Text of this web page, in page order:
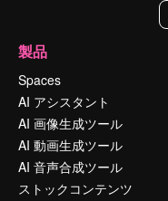
製品
Spaces
AI アシスタント
AI 画像生成ツール
AI 動画生成ツール
AI 音声合成ツール
ストックコンテンツ